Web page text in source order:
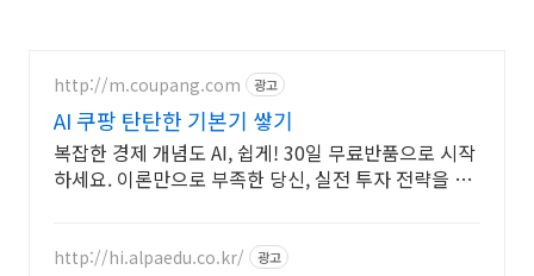
http://m.coupang.com 광고
AI 쿠팡 탄탄한 기본기 쌓기
복잡한 경제 개념도 AI, 쉽게! 30일 무료반품으로 시작
하세요. 이론만으로 부족한 당신, 실전 투자 전략을 쿠
http://hi.alpaedu.co.kr/ 광고